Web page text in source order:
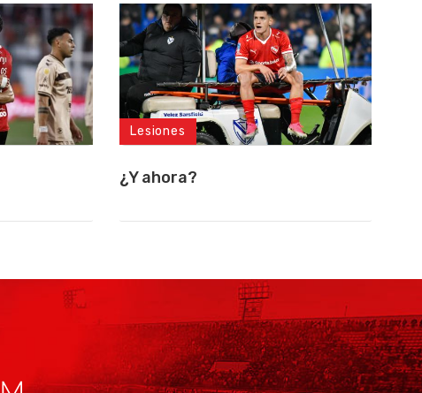
Lesiones
¿Y ahora?